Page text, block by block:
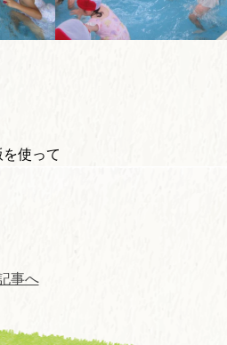
使って
事へ